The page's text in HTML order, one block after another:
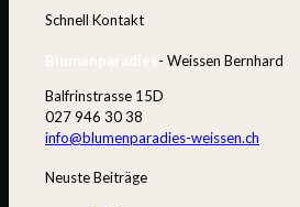
Schnell Kontakt
- Weissen Bernhard
Balfrinstrasse 15D
027 946 30 38
info@blumenparadies-weissen.ch
Neuste Beiträge